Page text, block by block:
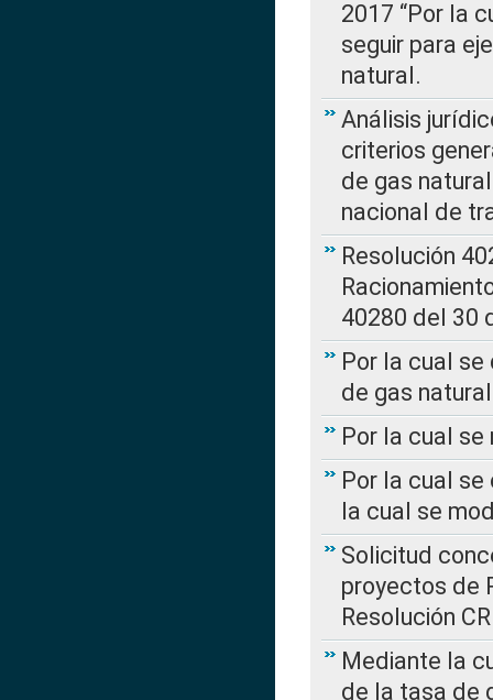
2017 “Por la
seguir para
natural.
Análisis
criterios
de gas
nacional de
Resolución
40280 del 30
Por la cual
de gas natural
Por la cual se
Por la cual se
la cual se
Solicitud
proyectos de
Resolución
Mediante la
de la tasa de